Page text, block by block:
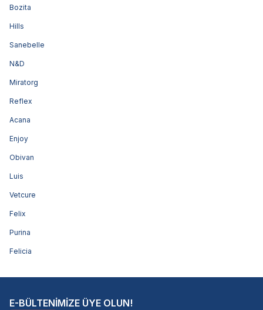
Bozita
Hills
Sanebelle
N&D
Miratorg
Reflex
Acana
Enjoy
Obivan
Luis
Vetcure
Felix
Purina
Felicia
E-BÜLTENİMİZE ÜYE OLUN!